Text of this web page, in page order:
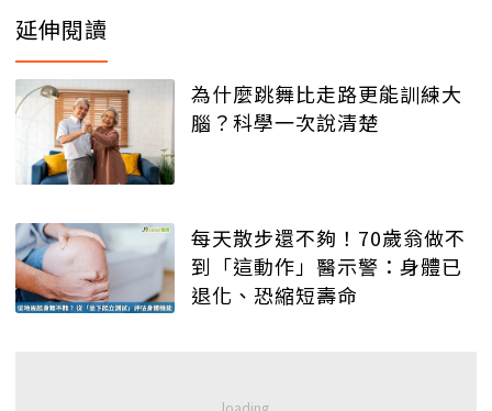
延伸閱讀
為什麼跳舞比走路更能訓練大
腦？科學一次說清楚
每天散步還不夠！70歲翁做不
到「這動作」醫示警：身體已
退化、恐縮短壽命